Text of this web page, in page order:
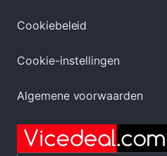
Cookiebeleid
Cookie-instellingen
Algemene voorwaarden